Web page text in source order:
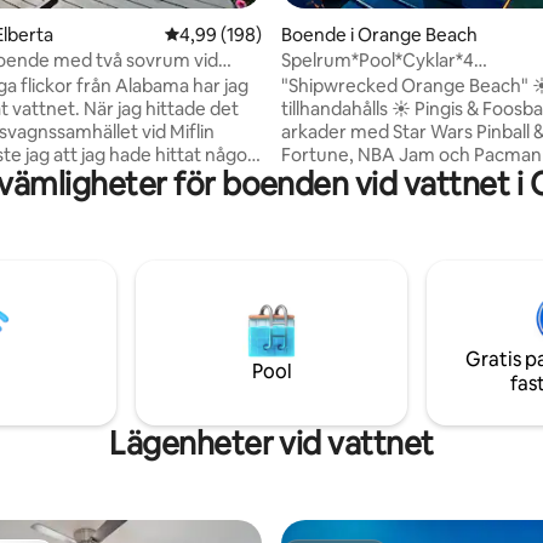
betyg, 118 omdömen
4,99 av 5 i genomsnittligt betyg, 198
4,99 (198)
med två sovrum vid
flickor från Alabama har jag
vattnet. När jag hittade det
vid Miflin
jag att jag hade hittat något
en fridfull plats för
fågelskådning, fiske och
OWA, nära bra
och en kort bilresa från
vackra stränder vid
Boende i Orange Beach
Spelrum*Pool*Cyklar*4
Arkader*Eldstad*Pingis
"Shipwrecked Orange Beach"
tillhandahålls ☀ Pingis & Foosball ☀ 4
arkader med Star Wars Pinball
Fortune, NBA Jam och
– 5 minuters promenad (vagn,
leksaker tillhandahålls) ☀ Pool
minuters promenad ☀
gratis parkering för 3 fordon
brädspelbord ☀ Privat,
bakgård med hängstolar +
för boenden vid vattnet i
Pool
Gratis
Lägenheter vid vattnet